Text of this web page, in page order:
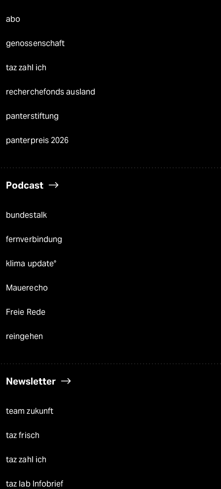
abo
genossenschaft
taz zahl ich
recherchefonds ausland
panterstiftung
panterpreis 2026
Podcast
bundestalk
fernverbindung
klima update°
Mauerecho
Freie Rede
reingehen
Newsletter
team zukunft
taz frisch
taz zahl ich
taz lab Infobrief